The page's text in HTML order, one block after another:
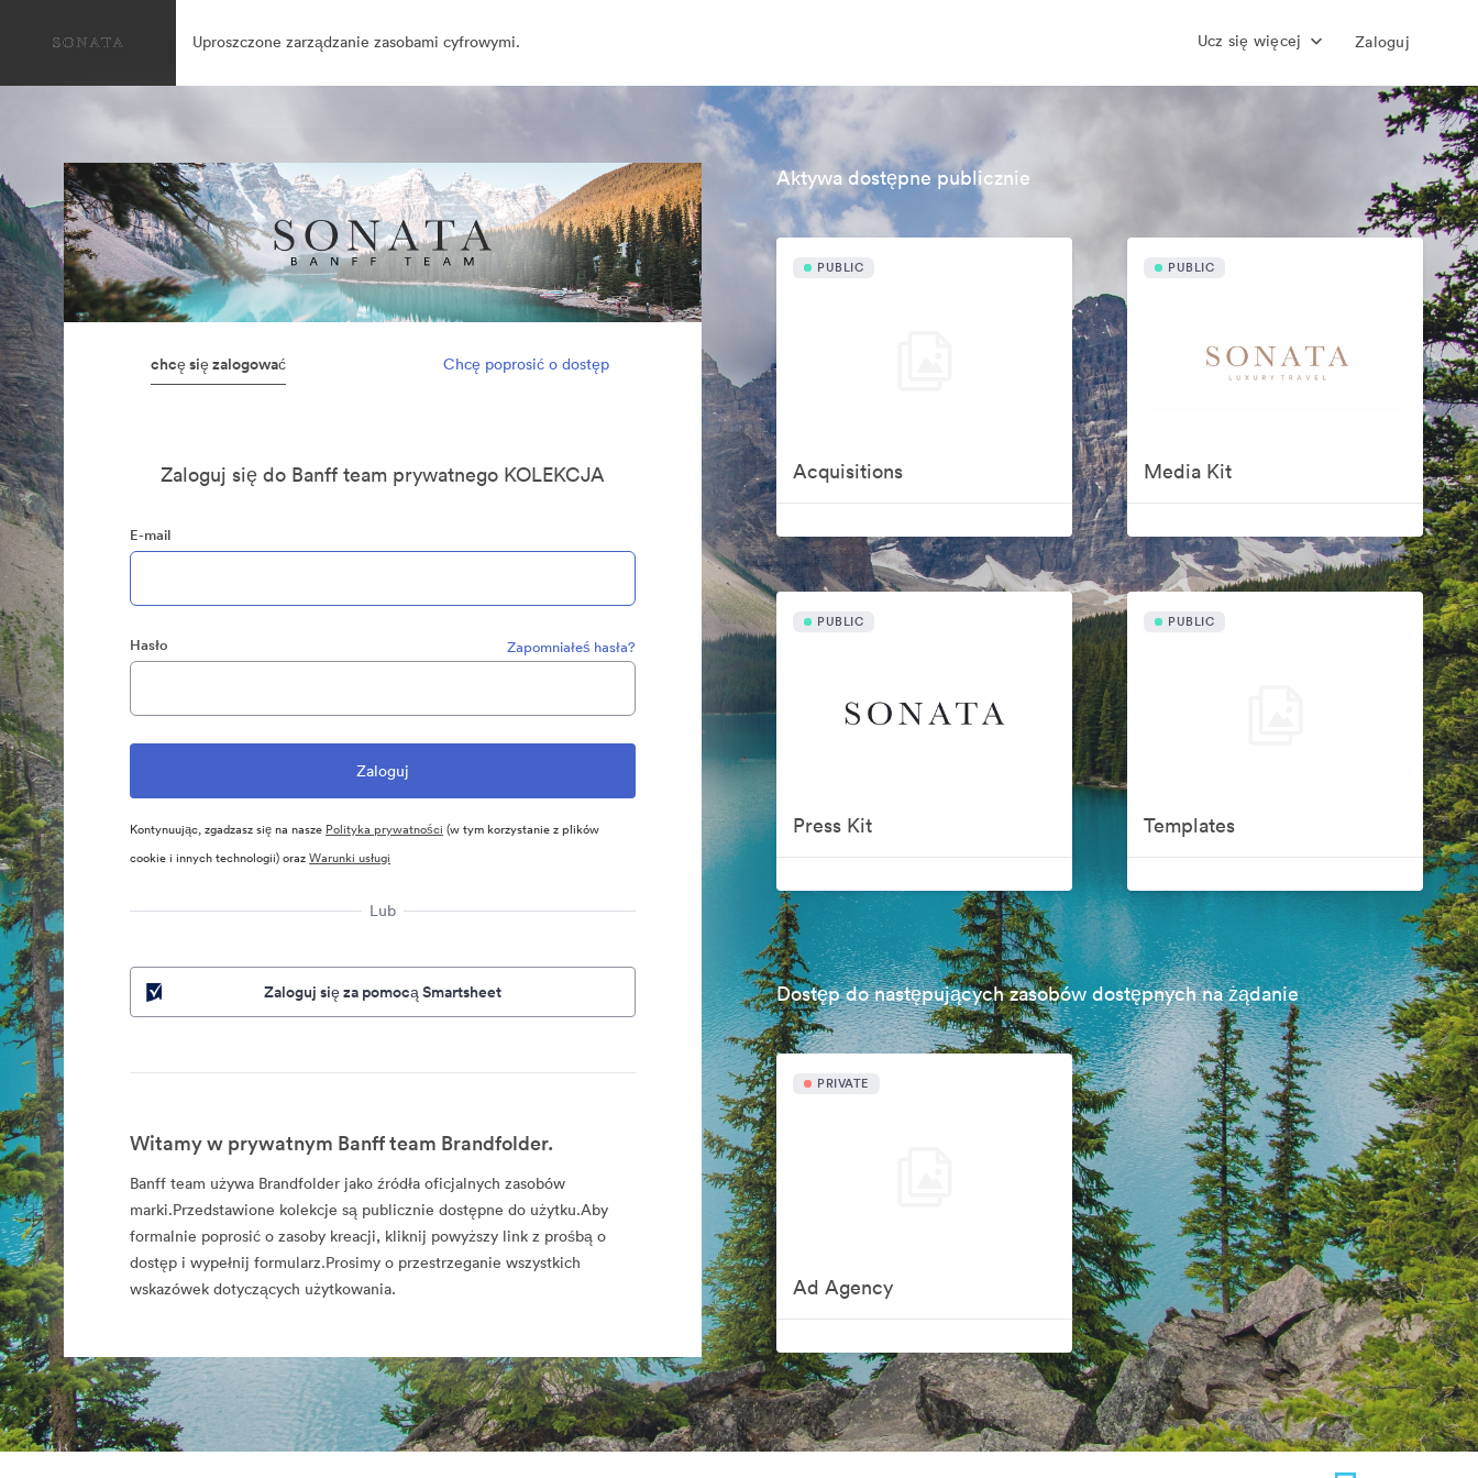
Uproszczone zarządzanie zasobami cyfrowymi. Ucz się więcej Zaloguj
chcę się zalogować Chcę poprosić o dostęp
Zaloguj się do Banff team prywatnego KOLEKCJA
E-mail
Hasło Zapomniałeś hasła?
Kontynuując, zgadzasz się na nasze Polityka prywatności (w tym korzystanie z plików
cookie i innych technologii) orazWarunki usługi
Lub
Zaloguj się za pomocą Smartsheet
Witamy w prywatnym Banff team Brandfolder.
Banff team używa Brandfolder jako źródła oficjalnych zasobów
marki.Przedstawione kolekcje są publicznie dostępne do użytku.Aby
formalnie poprosić o zasoby kreacji, kliknij powyższy link z prośbą o
dostęp i wypełnij formularz.Prosimy o przestrzeganie wszystkich
wskazówek dotyczących użytkowania.
Aktywa dostępne publicznie
PUBLIC
Acquisitions
PUBLIC
Media Kit
PUBLIC
Press Kit
PUBLIC
Templates
Dostęp do następujących zasobów dostępnych na żądanie
PRIVATE
Ad Agency